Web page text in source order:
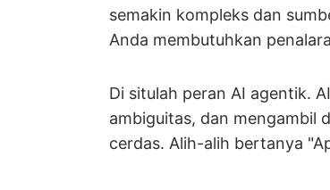
semakin kompleks dan
Anda membutuhkan
Di situlah peran AI agentik. AI
ambiguitas, dan mengambil
cerdas. Alih-alih bertanya